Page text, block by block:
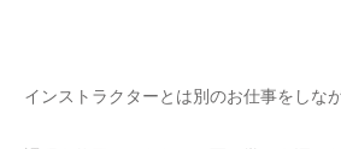
インストラクターとは別のお仕事をしな